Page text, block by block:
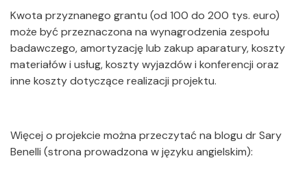
Kwota przyznanego grantu (od 100 do 200 tys. euro)
może być przeznaczona na wynagrodzenia zespołu
badawczego, amortyzację lub zakup aparatury, koszty
materiałów i usług, koszty wyjazdów i konferencji oraz
inne koszty dotyczące realizacji projektu.
Więcej o projekcie można przeczytać na blogu dr Sary
Benelli (strona prowadzona w języku angielskim):